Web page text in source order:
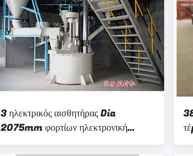
3 ηλεκτρικός αισθητήρας Dia
2075mm φορτίων ηλεκτρονική
κλίμακα σκονών